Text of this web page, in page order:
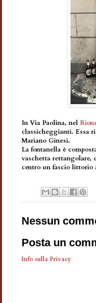
In Via Paolina, nel
classicheggianti. Essa
Mariano Ginesi.
La fontanella è
vaschetta rettangolare,
centro un fascio littorio
Nessun
Posta un
Info sulla Privacy